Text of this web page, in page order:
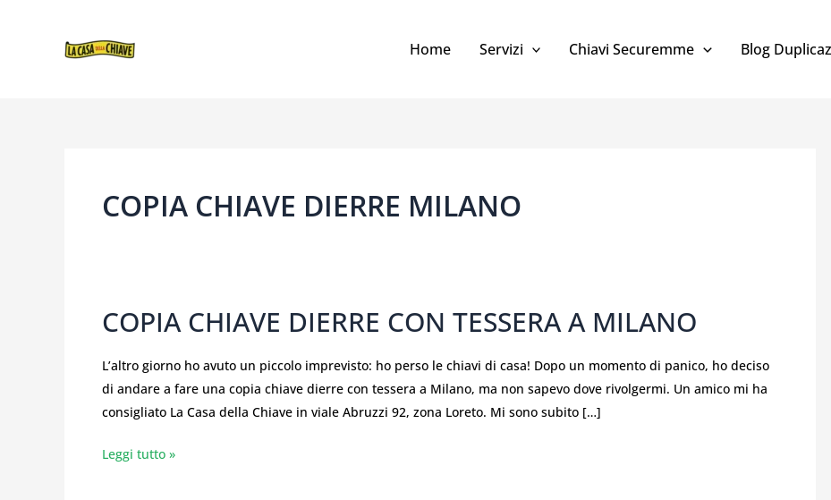
CONTENUTO
Home Servizi Chiavi Securemme Blog
COPIA CHIAVE DIERRE MILANO
COPIA CHIAVE DIERRE CON TESSERA A MILANO
L’altro giorno ho avuto un piccolo imprevisto: ho perso le chiavi di casa! Dopo un momento di panico, ho deciso
di andare a fare una copia chiave dierre con tessera a Milano, ma non sapevo dove rivolgermi. Un amico mi ha
consigliato La Casa della Chiave in viale Abruzzi 92, zona Loreto. Mi sono subito […]
COPIA
CHIAVE
DIERRE
CON
TESSERA
MILANO
Leggi tutto »